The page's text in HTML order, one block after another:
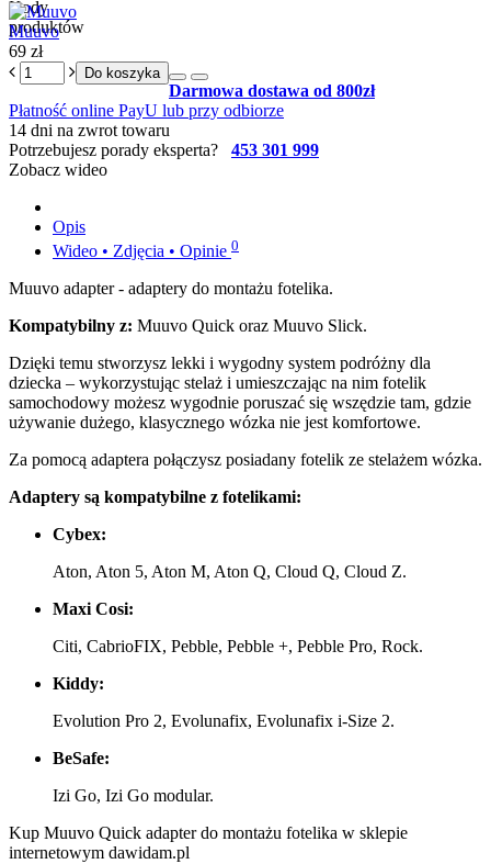
Muuvo
69 zł
Do koszyka
Darmowa dostawa od 800zł
Płatność online PayU lub przy odbiorze
14 dni na zwrot towaru
Potrzebujesz porady eksperta? 453 301 999
Zobacz wideo
Opis
Wideo • Zdjęcia • Opinie 0
Muuvo adapter - adaptery do montażu fotelika.
Kompatybilny z: Muuvo Quick oraz Muuvo Slick.
Dzięki temu stworzysz lekki i wygodny system podróżny dla
dziecka – wykorzystując stelaż i umieszczając na nim fotelik
samochodowy możesz wygodnie poruszać się wszędzie tam, gdzie
używanie dużego, klasycznego wózka nie jest komfortowe.
Za pomocą adaptera połączysz posiadany fotelik ze stelażem wózka.
Adaptery są kompatybilne z fotelikami:
Cybex:
Aton, Aton 5, Aton M, Aton Q, Cloud Q, Cloud Z.
Maxi Cosi:
Citi, CabrioFIX, Pebble, Pebble +, Pebble Pro, Rock.
Kiddy:
Evolution Pro 2, Evolunafix, Evolunafix i-Size 2.
BeSafe:
Izi Go, Izi Go modular.
Kup Muuvo Quick adapter do montażu fotelika w sklepie
internetowym dawidam.pl